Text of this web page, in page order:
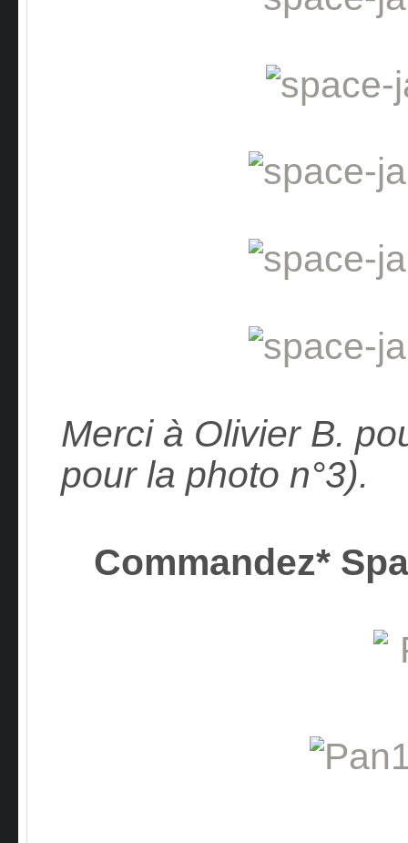
Merci à Olivier B.
pour la photo n°3).
Commandez*